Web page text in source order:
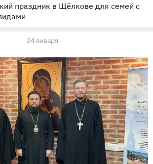
праздник в Щёлкове для семей с
24 января